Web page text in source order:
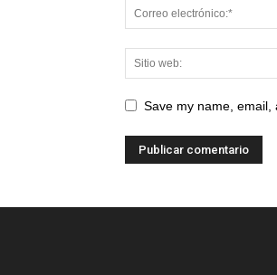
Save my name, email,